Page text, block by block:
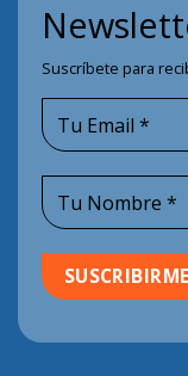
Suscríbete para